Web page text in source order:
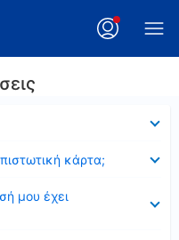
κάρτα;
μου έχει